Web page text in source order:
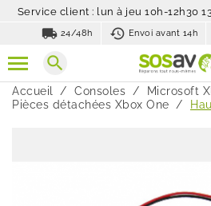
Service client : lun à jeu 10h-12h30
local_shipping 24/48h Envoi avant 14h
search
Accueil Consoles Microsoft
Pièces détachées Xbox One